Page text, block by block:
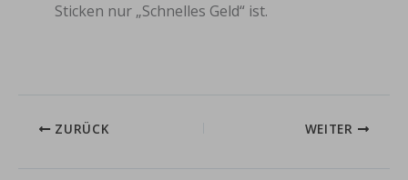
Sticken nur „Schnelles Geld“ ist.
ZURÜCK WEITER